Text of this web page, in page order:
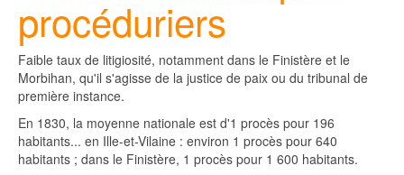
procéduriers
Faible taux de litigiosité, notamment dans le Finistère et le
Morbihan, qu'il s'agisse de la justice de paix ou du tribunal de
première instance.
En 1830, la moyenne nationale est d'1 procès pour 196
habitants... en Ille-et-Vilaine : environ 1 procès pour 640
habitants ; dans le Finistère, 1 procès pour 1 600 habitants.